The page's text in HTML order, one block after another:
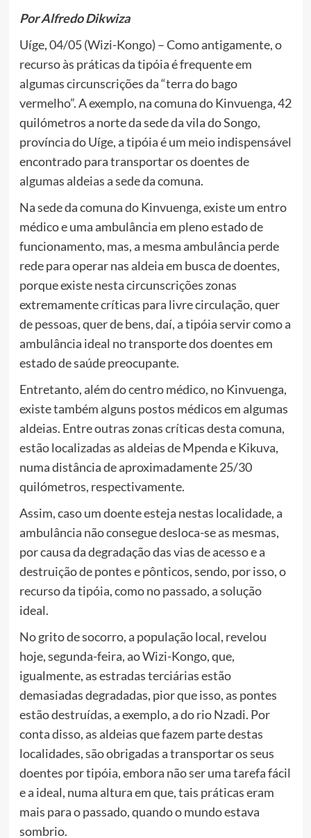
Por Alfredo Dikwiza
Uíge, 04/05 (Wizi-Kongo) – Como antigamente, o
recurso às práticas da tipóia é frequente em
algumas circunscrições da “terra do bago
vermelho”. A exemplo, na comuna do Kinvuenga, 42
quilómetros a norte da sede da vila do Songo,
província do Uíge, a tipóia é um meio indispensável
encontrado para transportar os doentes de
algumas aldeias a sede da comuna.
Na sede da comuna do Kinvuenga, existe um entro
médico e uma ambulância em pleno estado de
funcionamento, mas, a mesma ambulância perde
rede para operar nas aldeia em busca de doentes,
porque existe nesta circunscrições zonas
extremamente críticas para livre circulação, quer
de pessoas, quer de bens, daí, a tipóia servir como a
ambulância ideal no transporte dos doentes em
estado de saúde preocupante.
Entretanto, além do centro médico, no Kinvuenga,
existe também alguns postos médicos em algumas
aldeias. Entre outras zonas críticas desta comuna,
estão localizadas as aldeias de Mpenda e Kikuva,
numa distância de aproximadamente 25/30
quilómetros, respectivamente.
Assim, caso um doente esteja nestas localidade, a
ambulância não consegue desloca-se as mesmas,
por causa da degradação das vias de acesso e a
destruição de pontes e pônticos, sendo, por isso, o
recurso da tipóia, como no passado, a solução
ideal.
No grito de socorro, a população local, revelou
hoje, segunda-feira, ao Wizi-Kongo, que,
igualmente, as estradas terciárias estão
demasiadas degradadas, pior que isso, as pontes
estão destruídas, a exemplo, a do rio Nzadi. Por
conta disso, as aldeias que fazem parte destas
localidades, são obrigadas a transportar os seus
doentes por tipóia, embora não ser uma tarefa fácil
e a ideal, numa altura em que, tais práticas eram
mais para o passado, quando o mundo estava
sombrio.